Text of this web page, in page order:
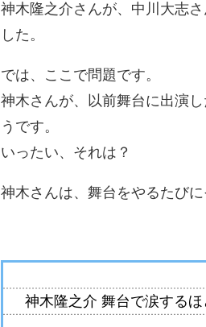
神木隆之介さんが、中川大志
した。
では、ここで問題です。
神木さんが、以前舞台に出演
うです。
いったい、それは？
神木さんは、舞台をやるたび
神木隆之介 舞台で涙する